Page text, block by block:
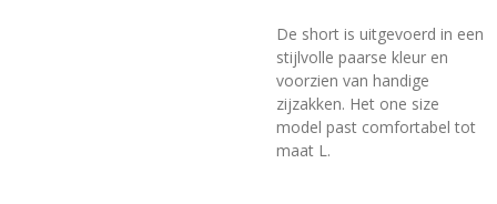
De short is uitgevoerd in een
stijlvolle paarse kleur en
voorzien van handige
zijzakken. Het one size
model past comfortabel tot
maat L.